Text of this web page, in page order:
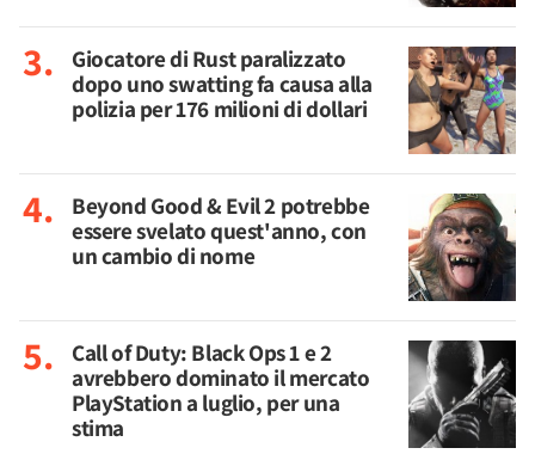
Giocatore di Rust paralizzato
dopo uno swatting fa causa alla
polizia per 176 milioni di dollari
Beyond Good & Evil 2 potrebbe
essere svelato quest'anno, con
un cambio di nome
Call of Duty: Black Ops 1 e 2
avrebbero dominato il mercato
PlayStation a luglio, per una
stima